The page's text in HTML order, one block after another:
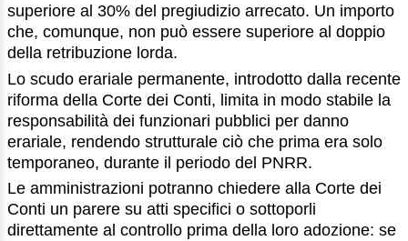
superiore al 30% del pregiudizio arrecato. Un importo
che, comunque, non può essere superiore al doppio
della retribuzione lorda.
Lo scudo erariale permanente, introdotto dalla recente
riforma della Corte dei Conti, limita in modo stabile la
responsabilità dei funzionari pubblici per danno
erariale, rendendo strutturale ciò che prima era solo
temporaneo, durante il periodo del PNRR.
Le amministrazioni potranno chiedere alla Corte dei
Conti un parere su atti specifici o sottoporli
direttamente al controllo prima della loro adozione: se